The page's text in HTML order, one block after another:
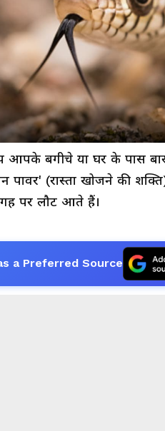
बगीचे या घर के पास
(रास्ता खोजने की
पर लौट आते हैं।
a Preferred Source